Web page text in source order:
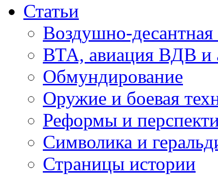
Статьи
Воздушно-десантная
ВТА, авиация ВДВ и
Обмундирование
Оружие и боевая
Реформы и
Символика и
Страницы истории